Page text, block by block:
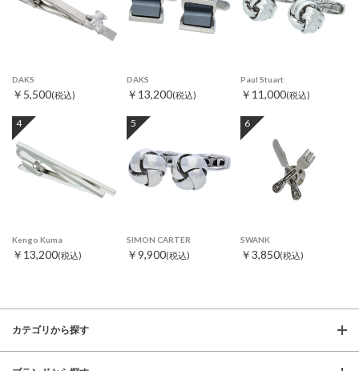
DAKS
￥5,500(税込)
DAKS
￥13,200(税込)
Paul Stuart
￥11,000(税込)
4
Kengo Kuma
￥13,200(税込)
5
SIMON CARTER
￥9,900(税込)
6
SWANK
￥3,850(税込)
カテゴリから探す